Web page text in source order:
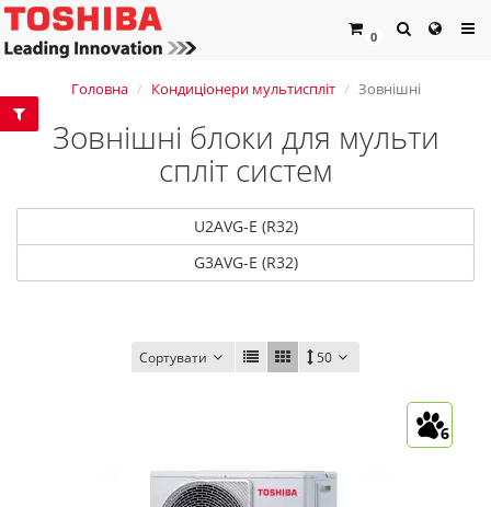
0
Головна Кондиціонери мультиспліт Зовнішні
Зовнішні блоки для мульти
спліт систем
U2AVG-E (R32)
G3AVG-E (R32)
Сортувати 50
6